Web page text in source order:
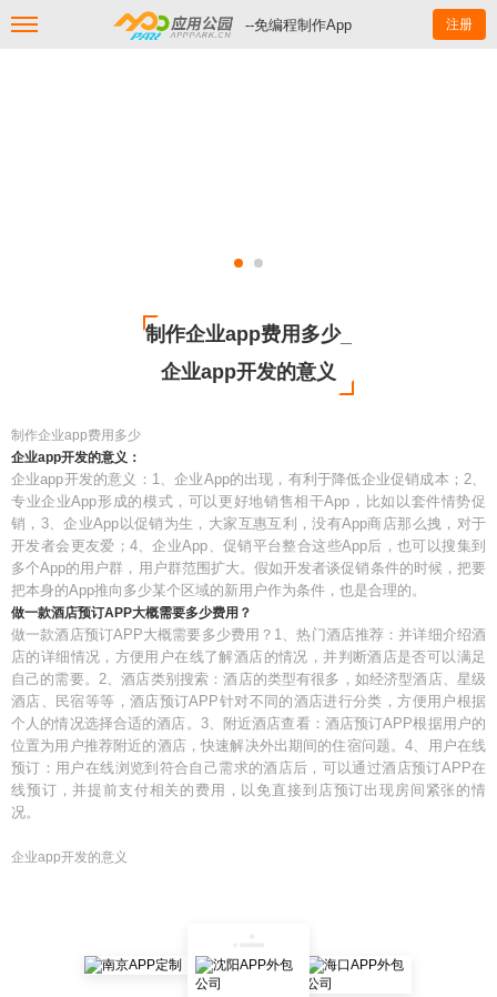
--免编程制作App 注册
制作企业app费用多少_
企业app开发的意义
制作企业app费用多少
企业app开发的意义：
企业app开发的意义：1、企业App的出现，有利于降低企业促销成本；2、
专业企业App形成的模式，可以更好地销售相干App，比如以套件情势促
销，3、企业App以促销为生，大家互惠互利，没有App商店那么拽，对于
开发者会更友爱；4、企业App、促销平台整合这些App后，也可以搜集到
多个App的用户群，用户群范围扩大。假如开发者谈促销条件的时候，把要
把本身的App推向多少某个区域的新用户作为条件，也是合理的。
做一款酒店预订APP大概需要多少费用？
做一款酒店预订APP大概需要多少费用？1、热门酒店推荐：并详细介绍酒
店的详细情况，方便用户在线了解酒店的情况，并判断酒店是否可以满足
自己的需要。2、酒店类别搜索：酒店的类型有很多，如经济型酒店、星级
酒店、民宿等等，酒店预订APP针对不同的酒店进行分类，方便用户根据
个人的情况选择合适的酒店。3、附近酒店查看：酒店预订APP根据用户的
位置为用户推荐附近的酒店，快速解决外出期间的住宿问题。4、用户在线
预订：用户在线浏览到符合自己需求的酒店后，可以通过酒店预订APP在
线预订，并提前支付相关的费用，以免直接到店预订出现房间紧张的情
况。
企业app开发的意义